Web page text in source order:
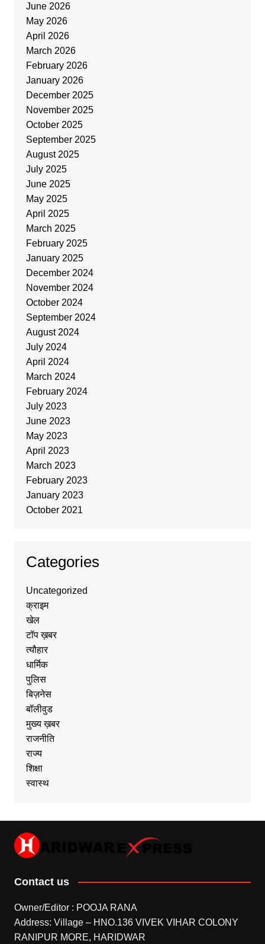
June 2026
May 2026
April 2026
March 2026
February 2026
January 2026
December 2025
November 2025
October 2025
September 2025
August 2025
July 2025
June 2025
May 2025
April 2025
March 2025
February 2025
January 2025
December 2024
November 2024
October 2024
September 2024
August 2024
July 2024
April 2024
March 2024
February 2024
July 2023
June 2023
May 2023
April 2023
March 2023
February 2023
January 2023
October 2021
Categories
Uncategorized
क्राइम
खेल
टॉप ख़बर
त्यौहार
धार्मिक
पुलिस
बिज़नेस
बॉलीवुड
मुख्य ख़बर
राजनीति
राज्य
शिक्षा
स्वास्थ
Contact us
Owner/Editor : POOJA RANA
Address: Village – HNO.136 VIVEK VIHAR COLONY
RANIPUR MORE, HARIDWAR